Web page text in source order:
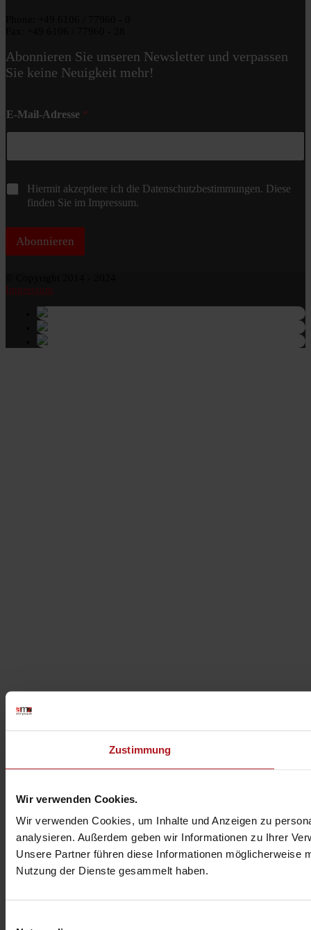
Zustimmung
Wir verwenden Cookies.
Wir verwenden Cookies, um Inhalte und Anzeigen zu
analysieren. Außerdem geben wir Informationen zu Ihrer
Unsere Partner führen diese Informationen möglicherweise
Nutzung der Dienste gesammelt haben.
Abonnieren Sie unseren Newsletter und verpassen
Sie keine Neuigkeit mehr!
E-Mail-Adresse *
C
c
b
*
Hiermit akzeptiere ich die Datenschutzbestimmungen. Diese
finden Sie im Impressum.
Abonnieren
Impressum